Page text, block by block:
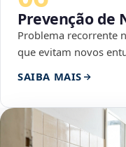
Prevenção de
Problema recorrente
que evitam novos
SAIBA MAIS